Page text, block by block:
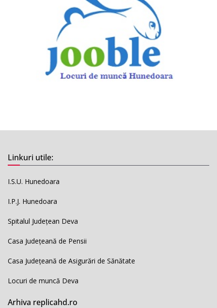
Linkuri utile:
I.S.U. Hunedoara
I.P.J. Hunedoara
Spitalul Județean Deva
Casa Județeană de Pensii
Casa Județeană de Asigurări de Sănătate
Locuri de muncă Deva
Arhiva replicahd.ro